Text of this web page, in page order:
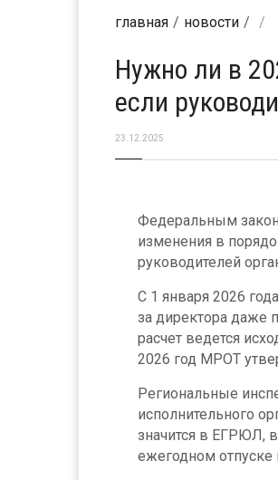
главная новости
Нужно ли в
если
23.12.2025
Федеральным
изменения в
руководителей
С 1 января 2026
за директора даже
расчет ведется
2026 год МРОТ
Региональные
исполнительного
значится в ЕГРЮЛ,
ежегодном отпуске